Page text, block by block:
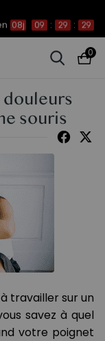
08j 09 29 28
0
douleurs
souris
travailler sur un
savez à quel
votre poignet